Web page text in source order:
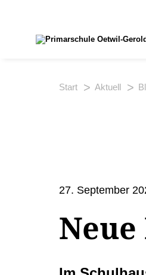
Start Aktuell
27. September